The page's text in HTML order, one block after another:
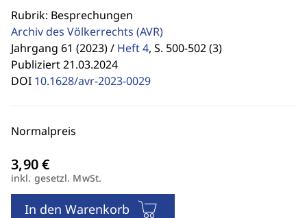
Rubrik: Besprechungen
Archiv des Völkerrechts (AVR)
Jahrgang 61 (2023) / Heft 4, S. 500-502 (3)
Publiziert 21.03.2024
DOI 10.1628/avr-2023-0029
Normalpreis
inkl. gesetzl. MwSt.
In den Warenkorb